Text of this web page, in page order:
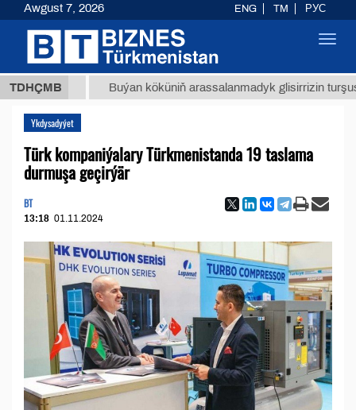
TDHÇMB
ТМТ Buýan köküniň arassalanmadyk glisirrizin turşusy (t.)
Ykdysadyýet
Türk kompaniýalary Türkmenistanda 19 taslama
durmuşa geçirýär
BT
13:18 01.11.2024
Awgust 7, 2026 ENG TM РУС